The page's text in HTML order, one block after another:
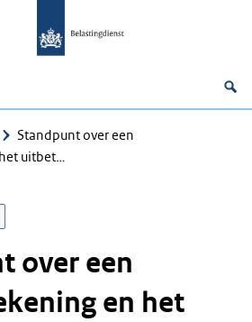
Standpunt over een
uitbet…
over een
en het